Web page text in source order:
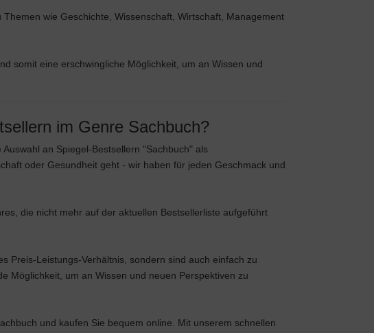
wie Geschichte, Wissenschaft, Wirtschaft, Management
somit eine erschwingliche Möglichkeit, um an Wissen und
im Genre Sachbuch?
an Spiegel-Bestsellern "Sachbuch" als
oder Gesundheit geht - wir haben für jeden Geschmack und
die nicht mehr auf der aktuellen Bestsellerliste aufgeführt
Preis-Leistungs-Verhältnis, sondern sind auch einfach zu
Möglichkeit, um an Wissen und neuen Perspektiven zu
und kaufen Sie bequem online. Mit unserem schnellen